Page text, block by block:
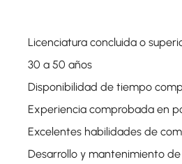
Licenciatura concluida o
30 a 50 años
Disponibilidad de tiempo
Experiencia comprobada en
Excelentes habilidades de
Desarrollo y mantenimiento